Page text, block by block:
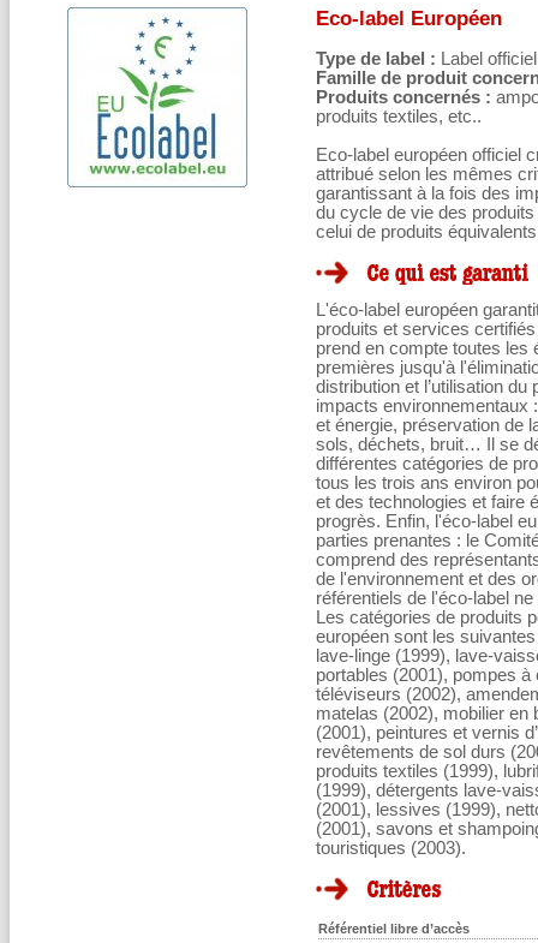
Eco-label Européen
Type de label : Label officiel
Famille de produit
Produits concernés :
produits textiles, etc..
Eco-label européen officiel
attribué selon les mêmes
garantissant à la fois des
du cycle de vie des
celui de produits équivalents
L'éco-label européen
produits et services
prend en compte toutes les
premières jusqu'à
distribution et l’utilisation
impacts environnementaux
et énergie, préservation de
sols, déchets, bruit… Il se
différentes catégories de
tous les trois ans environ
et des technologies et faire
progrès. Enfin, l'éco-label
parties prenantes : le
comprend des
de l'environnement et des
référentiels de l'éco-label
Les catégories de produits
européen sont les
lave-linge (1999), lave-
portables (2001), pompes
téléviseurs (2002),
matelas (2002), mobilier en
(2001), peintures et vernis
revêtements de sol durs
produits textiles (1999),
(1999), détergents lave-
(2001), lessives (1999),
(2001), savons et
touristiques (2003).
Référentiel libre d’accès